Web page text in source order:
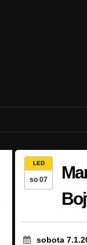
LED
so 07
sobota